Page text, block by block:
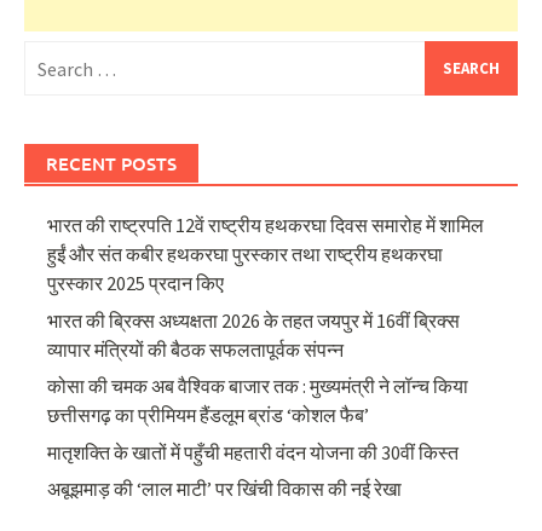
for:
RECENT POSTS
भारत की राष्ट्रपति 12वें राष्ट्रीय हथकरघा दिवस समारोह में शामिल
हुईं और संत कबीर हथकरघा पुरस्कार तथा राष्ट्रीय हथकरघा
पुरस्कार 2025 प्रदान किए
भारत की ब्रिक्‍स अध्यक्षता 2026 के तहत जयपुर में 16वीं ब्रिक्‍स
व्यापार मंत्रियों की बैठक सफलतापूर्वक संपन्न
कोसा की चमक अब वैश्विक बाजार तक : मुख्यमंत्री ने लॉन्च किया
छत्तीसगढ़ का प्रीमियम हैंडलूम ब्रांड ‘कोशल फैब’
मातृशक्ति के खातों में पहुँची महतारी वंदन योजना की 30वीं किस्त
अबूझमाड़ की ‘लाल माटी’ पर खिंची विकास की नई रेखा